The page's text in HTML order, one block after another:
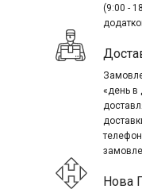
(9:00 -
«день в
Нова